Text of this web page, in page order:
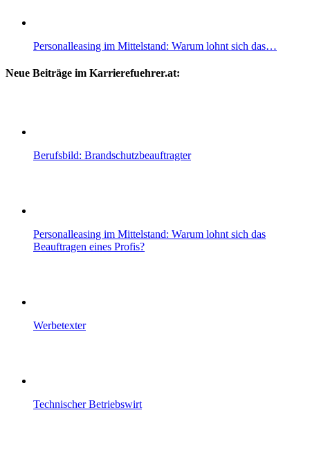
Personalleasing im Mittelstand: Warum lohnt sich das…
Neue Beiträge im Karrierefuehrer.at:
Berufsbild: Brandschutzbeauftragter
Personalleasing im Mittelstand: Warum lohnt sich das
Beauftragen eines Profis?
Werbetexter
Technischer Betriebswirt